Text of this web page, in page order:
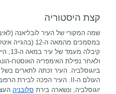
קצת היסטוריה
שמה המקורי של העיר לובליאנה
במסמכים מהמאה
קיבלה
ולאחר נפילת האימפריה האוסטרו-
ביוגוסלביה. העיר זכתה לתארים
העולם ה- . העיר הפכה לבירת
יוגוסלביה, ונשארה בירת סלובניה